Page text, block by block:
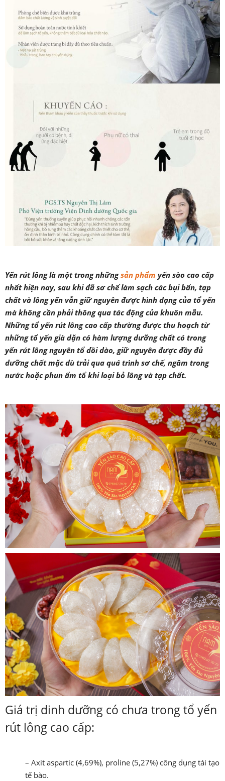
Yến rút lông là một trong nhữngsản phẩm yến sào cao cấp
nhất hiện nay, sau khi đã sơ chế làm sạch các bụi bẩn, tạp
chất và lông yến vẫn giữ nguyên được hình dạng của tổ yến
mà không cần phải thông qua tác động của khuôn mẫu.
Những tổ yến rút lông cao cấp thường được thu hoạch từ
những tổ yến già dặn có hàm lượng dưỡng chất có trong
yến rút lông nguyên tổ dồi dào, giữ nguyên được đầy đủ
dưỡng chất mặc dù trải qua quá trình sơ chế, ngâm trong
nước hoặc phun ẩm tổ khi loại bỏ lông và tạp chất.
Giá trị dinh dưỡng có chưa trong tổ yến
rút lông cao cấp:
– Axit aspartic (4,69%), proline (5,27%) công dụng tái tạo
tế bào.